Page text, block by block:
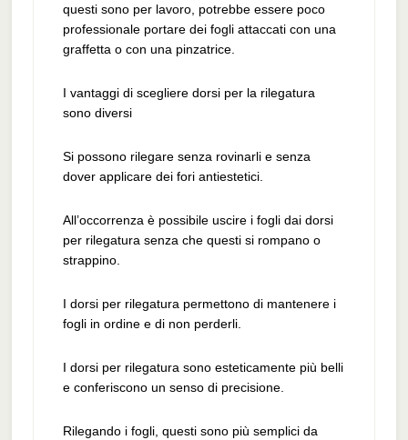
questi sono per lavoro, potrebbe essere poco
professionale portare dei fogli attaccati con una
graffetta o con una pinzatrice.
I vantaggi di scegliere dorsi per la rilegatura
sono diversi
Si possono rilegare senza rovinarli e senza
dover applicare dei fori antiestetici.
All’occorrenza è possibile uscire i fogli dai dorsi
per rilegatura senza che questi si rompano o
strappino.
I dorsi per rilegatura permettono di mantenere i
fogli in ordine e di non perderli.
I dorsi per rilegatura sono esteticamente più belli
e conferiscono un senso di precisione.
Rilegando i fogli, questi sono più semplici da